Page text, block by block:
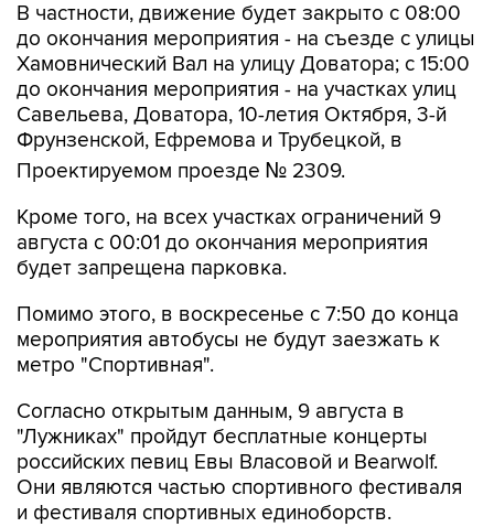
В частности, движение будет закрыто с 08:00
до окончания мероприятия - на съезде с улицы
Хамовнический Вал на улицу Доватора; с 15:00
до окончания мероприятия - на участках улиц
Савельева, Доватора, 10-летия Октября, 3-й
Фрунзенской, Ефремова и Трубецкой, в
Проектируемом проезде № 2309.
Кроме того, на всех участках ограничений 9
августа с 00:01 до окончания мероприятия
будет запрещена парковка.
Помимо этого, в воскресенье с 7:50 до конца
мероприятия автобусы не будут заезжать к
метро "Спортивная".
Согласно открытым данным, 9 августа в
"Лужниках" пройдут бесплатные концерты
российских певиц Евы Власовой и Bearwolf.
Они являются частью спортивного фестиваля
и фестиваля спортивных единоборств.